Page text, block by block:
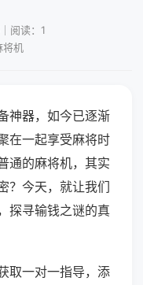
阅读：1
将机
神器，如今已逐渐
在一起享受麻将时
通的麻将机，其实
？今天，就让我们
探寻输钱之谜的真
取一对一指导，添